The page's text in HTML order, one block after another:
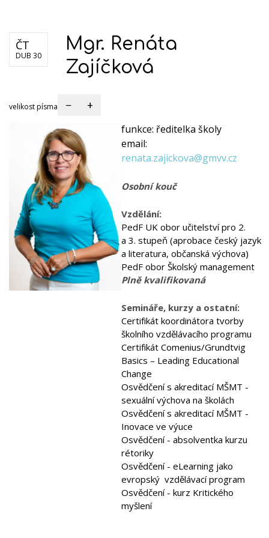
ČT
DUB 30
Mgr. Renáta
Zajíčková
velikost písma − +
funkce: ředitelka školy
email:
renata.zajickova@gmvv.cz
Osobní kouč
Vzdělání:
PedF UK obor učitelství pro 2.
a 3. stupeň (aprobace český jazyk
a literatura, občanská výchova)
PedF obor Školský management
Plně kvalifikovaná
Semináře, kurzy a ostatní:
Certifikát koordinátora tvorby
školního vzdělávacího programu
Certifikát Comenius/Grundtvig
Basics – Leading Educational
Change
Osvědčení s akreditací MŠMT -
sexuální výchova na školách
Osvědčení s akreditací MŠMT -
Inovace ve výuce
Osvědčení - absolventka kurzu
rétoriky
Osvědčení - eLearning jako
evropský vzdělávací program
Osvědčení - kurz Kritického
myšlení